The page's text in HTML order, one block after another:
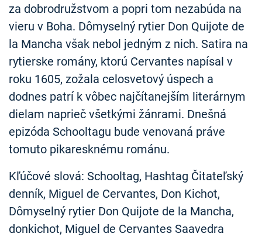
za dobrodružstvom a popri tom nezabúda na
vieru v Boha. Dômyselný rytier Don Quijote de
la Mancha však nebol jedným z nich. Satira na
rytierske romány, ktorú Cervantes napísal v
roku 1605, zožala celosvetový úspech a
dodnes patrí k vôbec najčítanejším literárnym
dielam naprieč všetkými žánrami. Dnešná
epizóda Schooltagu bude venovaná práve
tomuto pikaresknému románu.
Kľúčové slová: Schooltag, Hashtag Čitateľský
denník, Miguel de Cervantes, Don Kichot,
Dômyselný rytier Don Quijote de la Mancha,
donkichot, Miguel de Cervantes Saavedra